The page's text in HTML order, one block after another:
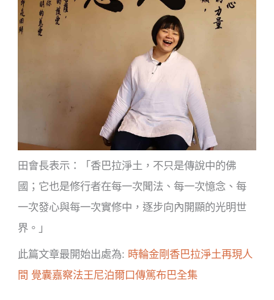
田會長表示：「香巴拉淨土，不只是傳說中的佛
國；它也是修行者在每一次聞法、每一次憶念、每
一次發心與每一次實修中，逐步向內開顯的光明世
界。」
此篇文章最開始出處為: 時輪金剛香巴拉淨土再現人
間 覺囊嘉察法王尼泊爾口傳篤布巴全集